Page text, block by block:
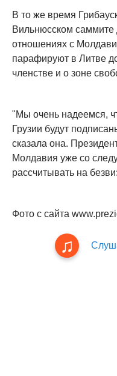
В то же время
Вильнюсском саммите
отношениях с
парафируют в Литве
членстве и о зоне
"Мы очень надеемся,
Грузии будут
сказала она.
Молдавия уже со
рассчитывать на
Фото с сайта